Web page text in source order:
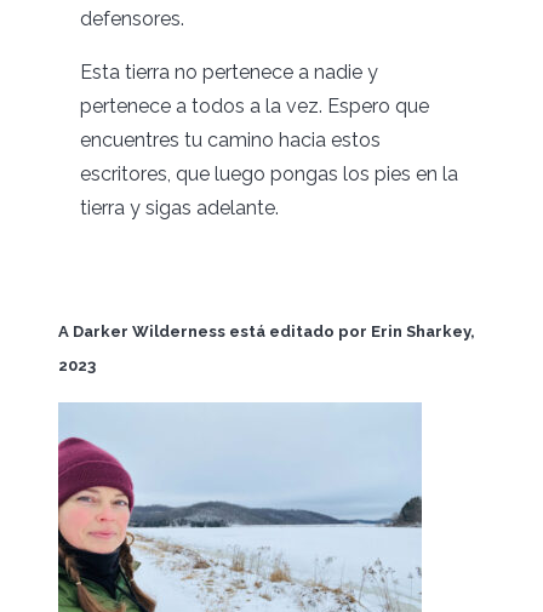
defensores.
Esta tierra no pertenece a nadie y
pertenece a todos a la vez. Espero que
encuentres tu camino hacia estos
escritores, que luego pongas los pies en la
tierra y sigas adelante.
A Darker Wilderness está editado por Erin Sharkey,
2023